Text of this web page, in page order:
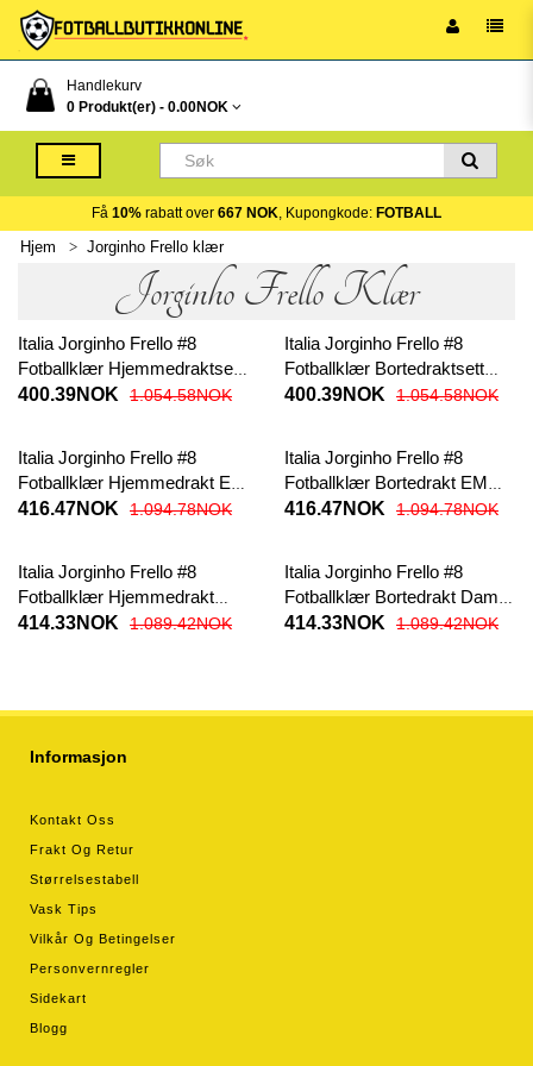
Handlekurv
0 Produkt(er) - 0.00NOK
Få 10% rabatt over 667 NOK, Kupongkode: FOTBALL
Hjem Jorginho Frello klær
Jorginho Frello Klær
Italia Jorginho Frello #8
Fotballklær Hjemmedraktsett
Barn EM 2024 Kortermet (+
400.39NOK 1.054.58NOK
Italia Jorginho Frello #8
Fotballklær Bortedraktsett
Barn EM 2024 Kortermet (+
400.39NOK 1.054.58NOK
Italia Jorginho Frello #8
Fotballklær Hjemmedrakt EM
2024 Kortermet
416.47NOK 1.094.78NOK
Italia Jorginho Frello #8
Fotballklær Bortedrakt EM
2024 Kortermet
416.47NOK 1.094.78NOK
Italia Jorginho Frello #8
Fotballklær Hjemmedrakt
Dame EM 2024 Kortermet
414.33NOK 1.089.42NOK
Italia Jorginho Frello #8
Fotballklær Bortedrakt Dame
EM 2024 Kortermet
414.33NOK 1.089.42NOK
Informasjon
Kontakt Oss
Frakt Og Retur
Størrelsestabell
Vask Tips
Vilkår Og Betingelser
Personvernregler
Sidekart
Blogg